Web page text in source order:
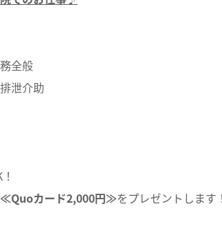
全般
泄介助
≪Quoカード2,000円≫をプレゼントします！